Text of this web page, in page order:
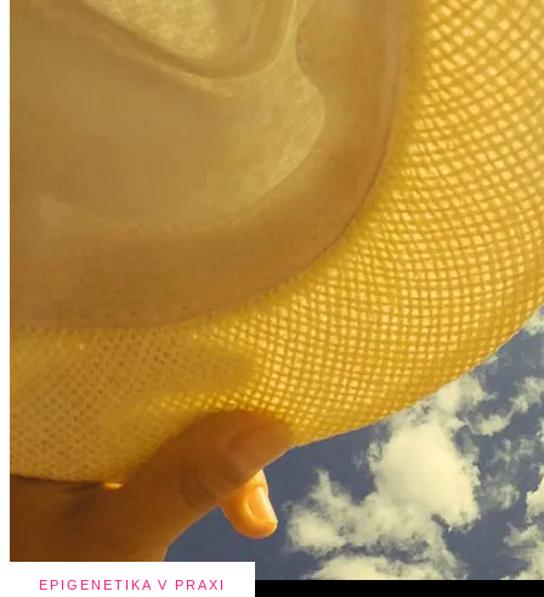
EPIGENETIKA V PRAXI